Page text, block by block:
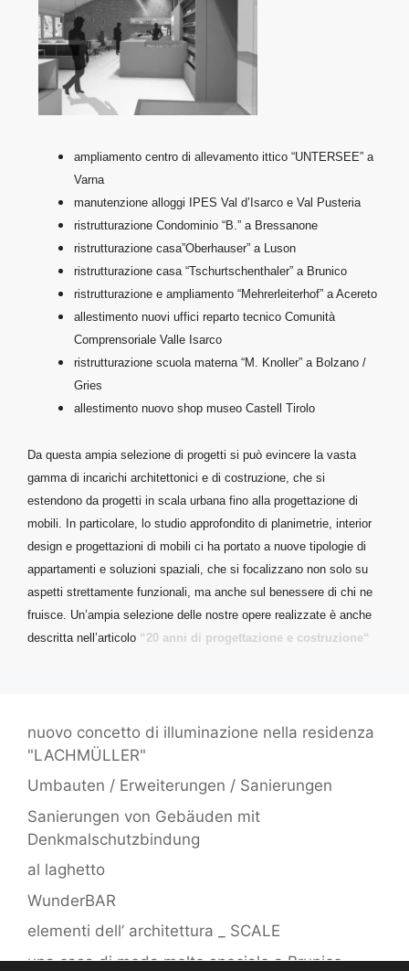
ampliamento centro di allevamento ittico “UNTERSEE” a
Varna
manutenzione alloggi IPES Val d’Isarco e Val Pusteria
ristrutturazione Condominio “B.” a Bressanone
ristrutturazione casa”Oberhauser” a Luson
ristrutturazione casa “Tschurtschenthaler” a Brunico
ristrutturazione e ampliamento “Mehrerleiterhof” a Acereto
allestimento nuovi uffici reparto tecnico Comunità
Comprensoriale Valle Isarco
ristrutturazione scuola materna “M. Knoller” a Bolzano /
Gries
allestimento nuovo shop museo Castell Tirolo
Da questa ampia selezione di progetti si può evincere la vasta
gamma di incarichi architettonici e di costruzione, che si
estendono da progetti in scala urbana fino alla progettazione di
mobili. In particolare, lo studio approfondito di planimetrie, interior
design e progettazioni di mobili ci ha portato a nuove tipologie di
appartamenti e soluzioni spaziali, che si focalizzano non solo su
aspetti strettamente funzionali, ma anche sul benessere di chi ne
fruisce. Un’ampia selezione delle nostre opere realizzate è anche
descritta nell’articolo “ 20 anni di progettazione e costruzione“
nuovo concetto di illuminazione nella residenza
"LACHMÜLLER"
Umbauten / Erweiterungen / Sanierungen
Sanierungen von Gebäuden mit
Denkmalschutzbindung
al laghetto
WunderBAR
elementi dell’ architettura _ SCALE
una casa di moda molto speciale a Brunico